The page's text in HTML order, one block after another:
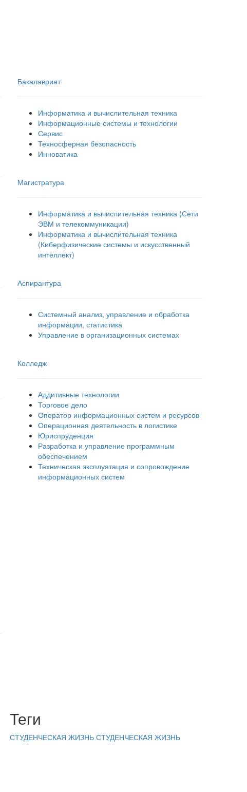
Бакалавриат
Информатика и вычислительная техника
Информационные системы и технологии
Сервис
Техносферная безопасность
Инноватика
Магистратура
Информатика и вычислительная техника (Сети
ЭВМ и телекоммуникации)
Информатика и вычислительная техника
(Киберфизические системы и искусственный
интеллект)
Аспирантура
Системный анализ, управление и обработка
информации, статистика
Управление в организационных системах
Колледж
Аддитивные технологии
Торговое дело
Оператор информационных систем и ресурсов
Операционная деятельность в логистике
Юриспруденция
Разработка и управление программным
обеспечением
Техническая эксплуатация и сопровождение
информационных систем
Теги
СТУДЕНЧЕСКАЯ ЖИЗНЬ СТУДЕНЧЕСКАЯ ЖИЗНЬ